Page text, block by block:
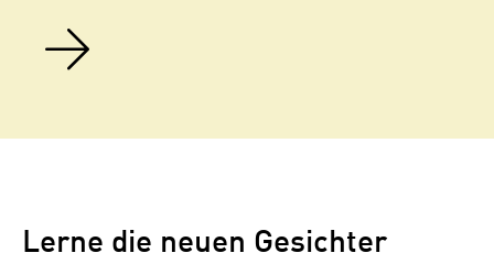
Lerne die neuen Gesichter